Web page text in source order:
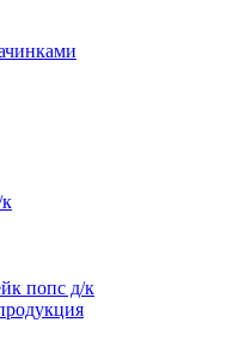
попс д/к